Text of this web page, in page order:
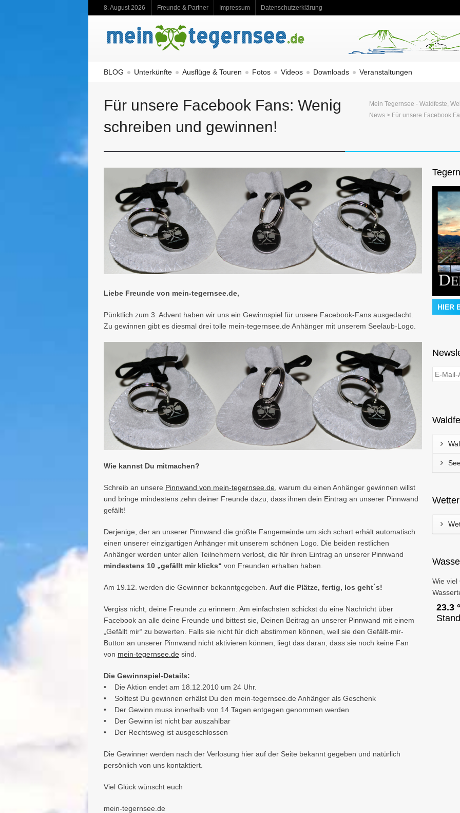
8. August 2026 Freunde & Partner Impressum Datenschutzerklärung
BLOG Unterkünfte Ausflüge & Touren Fotos Videos Downloads Veranstaltungen
Für unsere Facebook Fans: Wenig
schreiben und gewinnen!
Mein Tegernsee - Waldfeste,
News > Für unsere Facebook
Liebe Freunde von mein-tegernsee.de,
Pünktlich zum 3. Advent haben wir uns ein Gewinnspiel für unsere Facebook-Fans ausgedacht.
Zu gewinnen gibt es diesmal drei tolle mein-tegernsee.de Anhänger mit unserem Seelaub-Logo.
Wie kannst Du mitmachen?
Schreib an unsere Pinnwand von mein-tegernsee.de , warum du einen Anhänger gewinnen willst
und bringe mindestens zehn deiner Freunde dazu, dass ihnen dein Eintrag an unserer Pinnwand
gefällt!
Derjenige, der an unserer Pinnwand die größte Fangemeinde um sich schart erhält automatisch
einen unserer einzigartigen Anhänger mit unserem schönen Logo. Die beiden restlichen
Anhänger werden unter allen Teilnehmern verlost, die für ihren Eintrag an unserer Pinnwand
mindestens 10 „gefällt mir klicks“ von Freunden erhalten haben.
Am 19.12. werden die Gewinner bekanntgegeben. Auf die Plätze, fertig, los geht´s!
Vergiss nicht, deine Freunde zu erinnern: Am einfachsten schickst du eine Nachricht über
Facebook an alle deine Freunde und bittest sie, Deinen Beitrag an unserer Pinnwand mit einem
„Gefällt mir“ zu bewerten. Falls sie nicht für dich abstimmen können, weil sie den Gefällt-mir-
Button an unserer Pinnwand nicht aktivieren können, liegt das daran, dass sie noch keine Fan
von mein-tegernsee.de sind.
Die Gewinnspiel-Details:
• Die Aktion endet am 18.12.2010 um 24 Uhr.
• Solltest Du gewinnen erhälst Du den mein-tegernsee.de Anhänger als Geschenk
• Der Gewinn muss innerhalb von 14 Tagen entgegen genommen werden
• Der Gewinn ist nicht bar auszahlbar
• Der Rechtsweg ist ausgeschlossen
Die Gewinner werden nach der Verlosung hier auf der Seite bekannt gegeben und natürlich
persönlich von uns kontaktiert.
Viel Glück wünscht euch
mein-tegernsee.de
HIER
Wie viel